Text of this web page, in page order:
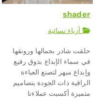
shader
أزياء نسائية
حلقت شادر بجمالها ورونقها
في سماء الإبداع بذوق رفيع
وإبداع مبهر لتصنع العباءة
الراقية ذات الجودة بتصاميم
متميزة أكسبت عملاءنا